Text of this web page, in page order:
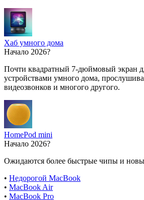
Хаб умного дома
Начало 2026?
Почти квадратный 7-дюймовый экран
устройствами умного дома,
видеозвонков и многого другого.
HomePod mini
Начало 2026?
Ожидаются более быстрые чипы и
• Недорогой MacBook
• MacBook Air
• MacBook Pro